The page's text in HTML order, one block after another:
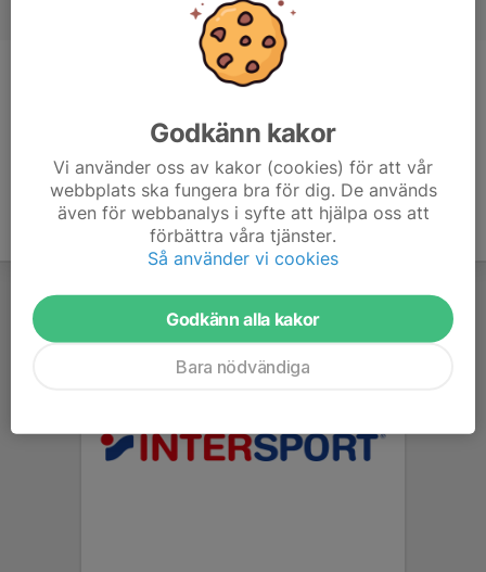
Tränare
Godkänn kakor
Vi använder oss av kakor (cookies) för att vår
webbplats ska fungera bra för dig. De används
även för webbanalys i syfte att hjälpa oss att
förbättra våra tjänster.
Så använder vi cookies
Godkänn alla kakor
Bara nödvändiga